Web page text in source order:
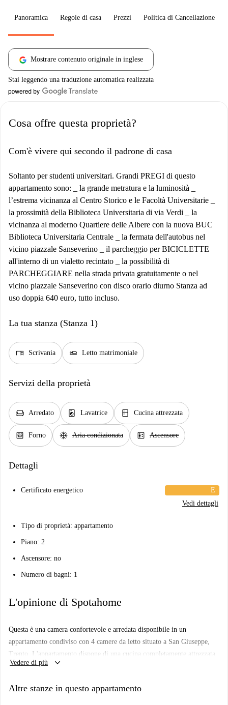
Panoramica Regole di casa Prezzi Politica di Cancellazione
Mostrare contenuto originale in inglese
Stai leggendo una traduzione automatica realizzata
Cosa offre questa proprietà?
Com'è vivere qui secondo il padrone di casa
Soltanto per studenti universitari. Grandi PREGI di questo
appartamento sono: _ la grande metratura e la luminosità _
l’estrema vicinanza al Centro Storico e le Facoltà Universitarie _
la prossimità della Biblioteca Universitaria di via Verdi _ la
vicinanza al moderno Quartiere delle Albere con la nuova BUC
Biblioteca Universitaria Centrale _ la fermata dell'autobus nel
vicino piazzale Sanseverino _ il parcheggio per BICICLETTE
all'interno di un vialetto recintato _ la possibilità di
PARCHEGGIARE nella strada privata gratuitamente o nel
vicino piazzale Sanseverino con disco orario diurno Stanza ad
uso doppia 640 euro, tutto incluso.
La tua stanza (Stanza 1)
desk Scrivania airline_seat_flat Letto matrimoniale
Servizi della proprietà
chair Arredato local_laundry_service Lavatrice kitchen Cucina attrezzata
oven_gen Forno ac_unit Aria condizionata elevator Ascensore
Dettagli
Certificato energetico
E
Vedi dettagli
Tipo di proprietà: appartamento
Piano: 2
Ascensore: no
Numero di bagni: 1
L'opinione di Spotahome
Questa è una camera confortevole e arredata disponibile in un
appartamento condiviso con 4 camere da letto situato a San Giuseppe,
Trento. L'appartamento dispone di una cucina completamente attrezzata
con forno e include elettrodomestici essenziali come una lavatrice
connessione internet e gli animali domestici non sono ammessi. È
Vedere di più keyboard_arrow_down
Altre stanze in questo appartamento